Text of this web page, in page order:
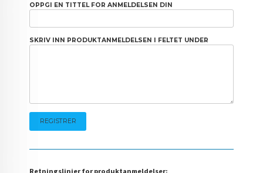
OPPGI EN TITTEL FOR ANMELDELSEN DIN
SKRIV INN PRODUKTANMELDELSEN I FELTET UNDER
Retningslinjer for produktanmeldelser: